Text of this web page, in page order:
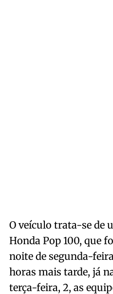
O veículo trata-se de
Honda Pop 100, que
noite de segunda-
horas mais tarde, já
terça-feira, 2, as